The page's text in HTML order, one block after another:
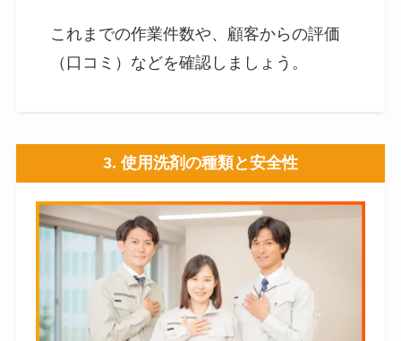
これまでの作業件数や、顧客からの評価
（口コミ）などを確認しましょう。
3. 使用洗剤の種類と安全性